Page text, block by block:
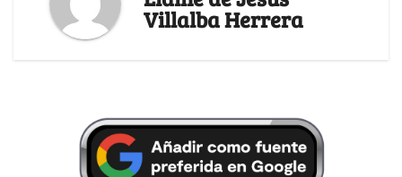
Villalba Herrera